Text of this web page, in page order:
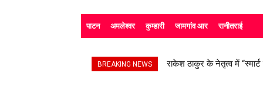
पाटन अमलेश्वर कुम्हारी जामगांव आर रानीतराई
BREAKING NEWS सड़क हादसे के बाद उपचाररत